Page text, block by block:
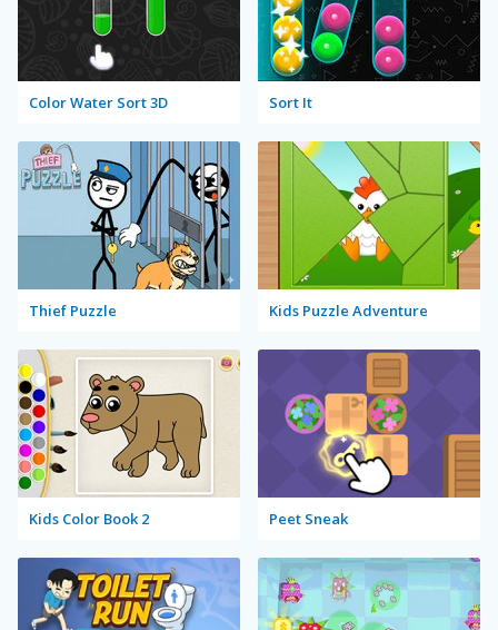
Color Water Sort 3D Sort It
Thief Puzzle Kids Puzzle Adventure
Kids Color Book 2 Peet Sneak